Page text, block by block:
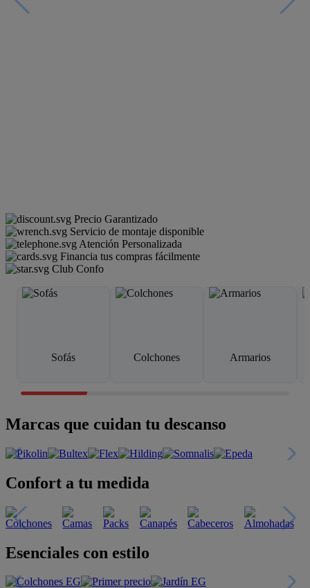
Precio Garantizado
Servicio de montaje disponible
Atención Personalizada
Financia tus compras fácilmente
Club Confo
Sofás Colchones Armarios
Marcas que cuidan tu descanso
Confort a tu medida
Esenciales con estilo